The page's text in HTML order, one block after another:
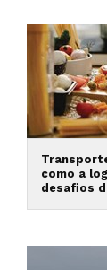
como a
desafios